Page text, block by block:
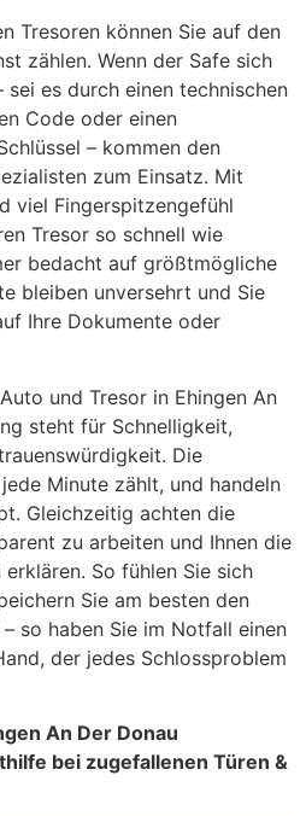
Tresoren können Sie auf den
zählen. Wenn der Safe sich
es durch einen technischen
Code oder einen
– kommen den
zum Einsatz. Mit
viel Fingerspitzengefühl
Tresor so schnell wie
bedacht auf größtmögliche
bleiben unversehrt und Sie
Ihre Dokumente oder
und Tresor in Ehingen An
steht für Schnelligkeit,
Die
Minute zählt, und handeln
Gleichzeitig achten die
zu arbeiten und Ihnen die
So fühlen Sie sich
Sie am besten den
so haben Sie im Notfall einen
der jedes Schlossproblem
An Der Donau
bei zugefallenen Türen &